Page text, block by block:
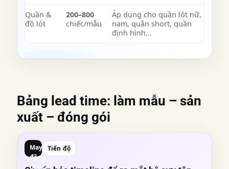
Quần &
đồ lót
200–800
chiếc/mẫu
Áp dụng cho quần lót nữ,
nam, quần short, quần
định hình…
Bảng lead time: làm mẫu – sản
xuất – đóng gói
May
đồng
phục
Tiến độ